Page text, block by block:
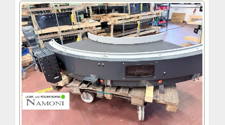
Ablauf und Materialfluss kostengünstig und
nachhaltig zu optimieren. Selbst vollautomatische
Sortiertechnik oder ergänzende Komponenten wie
Kommissionierregale oder Behälter können wir Ihnen
anbieten.